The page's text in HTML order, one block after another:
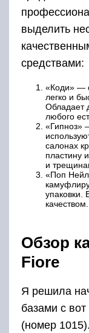
выделить
средствами:
«Коди» —
легко и
Обладает
любого
«Гипноз»
салонах
пластину
и
«Поп
упаковки.
качеством.
Обзор
Fiore
Я решила
базами с вот
(номер